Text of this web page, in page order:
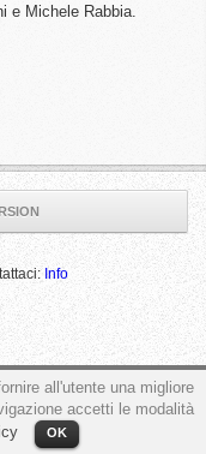
e Michele Rabbia.
Info
all'utente una migliore
accetti le modalità
OK